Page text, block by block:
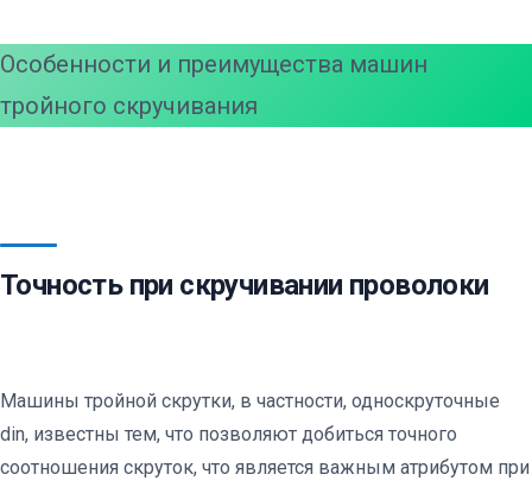
Особенности и преимущества машин
тройного скручивания
Точность при скручивании проволоки
Машины тройной скрутки, в частности, односкруточные
din, известны тем, что позволяют добиться точного
соотношения скруток, что является важным атрибутом при